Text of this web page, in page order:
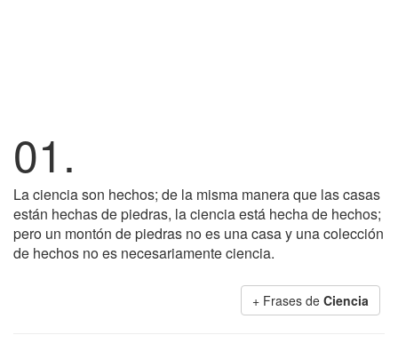
01.
La ciencia son hechos; de la misma manera que las casas
están hechas de piedras, la ciencia está hecha de hechos;
pero un montón de piedras no es una casa y una colección
de hechos no es necesariamente ciencia.
+ Frases de Ciencia